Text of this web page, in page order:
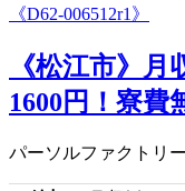
《松江市》
1600円！寮費
パーソルファクトリ